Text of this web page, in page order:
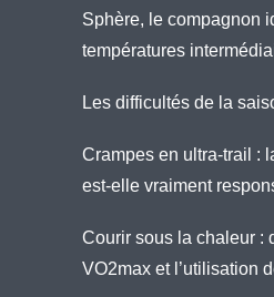
Sphère, le compagnon
températures
Les difficultés de la
Crampes en ultra-trail :
est-elle vraiment
Courir sous la chaleur :
VO2max et l’utilisation